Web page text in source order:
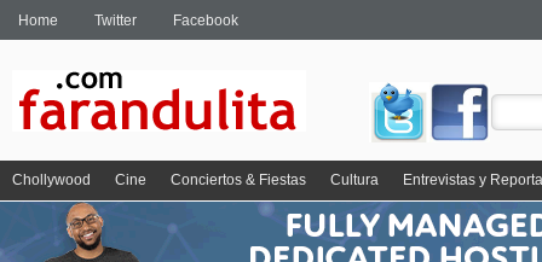
Home Twitter Facebook
Chollywood Cine Conciertos & Fiestas Cultura Entrevistas y